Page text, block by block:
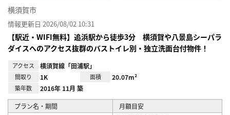
横須賀市
情報更新日 2026/08/02 10:31
【駅近・WIFI無料】追浜駅から徒歩3分 横須賀や八景島シーパラ
ダイスへのアクセス抜群のバストイレ別・独立洗面台付物件！
アクセス 横須賀線「田浦駅」
間取り 1K 面積 20.07m²
築年数 2016年 11月 築
プラン名・期間 月額目安